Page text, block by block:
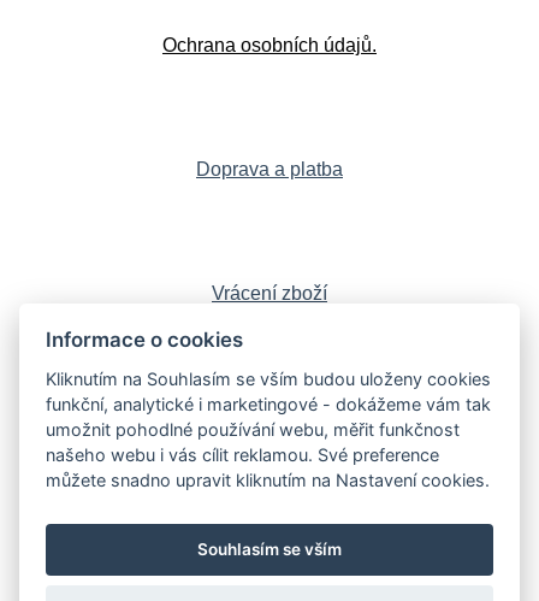
Ochrana osobních údajů.
Doprava a platba
Vrácení zboží
Sledujte nás:Facebook Instagram,
YouTube
LinkedIn
Informace o cookies
Kliknutím na Souhlasím se vším budou uloženy cookies
funkční, analytické i marketingové - dokážeme vám tak
umožnit pohodlné používání webu, měřit funkčnost
našeho webu i vás cílit reklamou. Své preference
můžete snadno upravit kliknutím na Nastavení cookies.
Souhlasím se vším